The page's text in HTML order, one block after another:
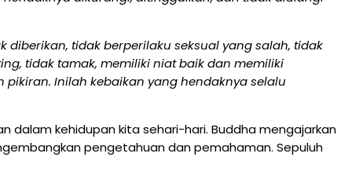
tidak berperilaku seksual yang salah, tidak
tidak tamak, memiliki niat baik dan memiliki
Inilah kebaikan yang hendaknya selalu
dalam kehidupan kita sehari-hari. Buddha mengajarkan
pengetahuan dan pemahaman. Sepuluh